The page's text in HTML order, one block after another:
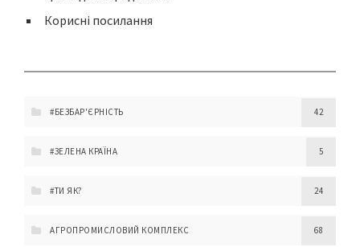
Корисні посилання
#БЕЗБАР'ЄРНІСТЬ 42
#ЗЕЛЕНА КРАЇНА 5
#ТИ ЯК? 24
АГРОПРОМИСЛОВИЙ КОМПЛЕКС 68